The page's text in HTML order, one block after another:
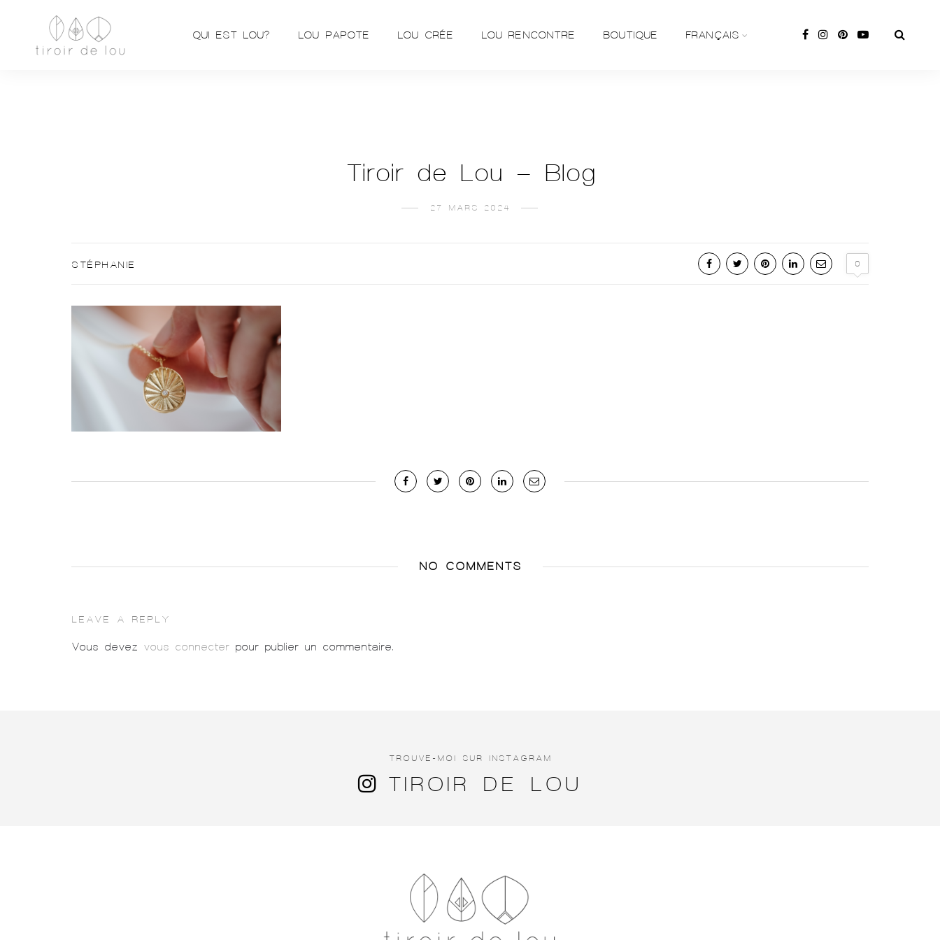
QUI EST LOU? LOU PAPOTE LOU CRÉE LOU RENCONTRE BOUTIQUE FRANÇAIS
Tiroir de Lou – Blog
27 MARS 2024
STÉPHANIE 0
NO COMMENTS
LEAVE A REPLY
Vous devez vous connecter pour publier un commentaire.
TROUVE-MOI SUR INSTAGRAM
TIROIR DE LOU